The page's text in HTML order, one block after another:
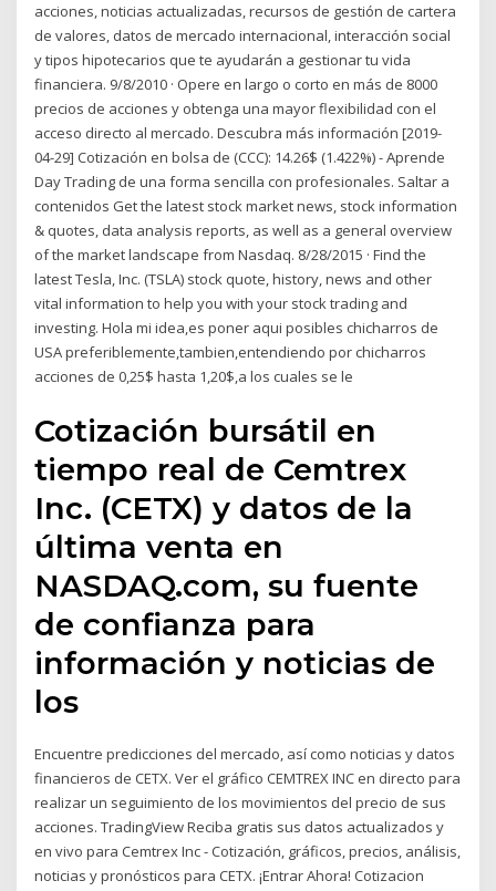
acciones, noticias actualizadas, recursos de gestión de cartera
de valores, datos de mercado internacional, interacción social
y tipos hipotecarios que te ayudarán a gestionar tu vida
financiera. 9/8/2010 · Opere en largo o corto en más de 8000
precios de acciones y obtenga una mayor flexibilidad con el
acceso directo al mercado. Descubra más información [2019-
04-29] Cotización en bolsa de (CCC): 14.26$ (1.422%) - Aprende
Day Trading de una forma sencilla con profesionales. Saltar a
contenidos Get the latest stock market news, stock information
& quotes, data analysis reports, as well as a general overview
of the market landscape from Nasdaq. 8/28/2015 · Find the
latest Tesla, Inc. (TSLA) stock quote, history, news and other
vital information to help you with your stock trading and
investing. Hola mi idea,es poner aqui posibles chicharros de
USA preferiblemente,tambien,entendiendo por chicharros
acciones de 0,25$ hasta 1,20$,a los cuales se le
Cotización bursátil en
tiempo real de Cemtrex
Inc. (CETX) y datos de la
última venta en
NASDAQ.com, su fuente
de confianza para
información y noticias de
los
Encuentre predicciones del mercado, así como noticias y datos
financieros de CETX. Ver el gráfico CEMTREX INC en directo para
realizar un seguimiento de los movimientos del precio de sus
acciones. TradingView Reciba gratis sus datos actualizados y
en vivo para Cemtrex Inc - Cotización, gráficos, precios, análisis,
noticias y pronósticos para CETX. ¡Entrar Ahora! Cotizacion